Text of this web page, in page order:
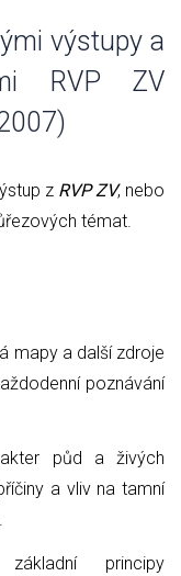
výstupy a
RVP ZV
z RVP ZV, nebo
témat.
mapy a další zdroje
poznávání
půd a živých
a vliv na tamní
základní principy